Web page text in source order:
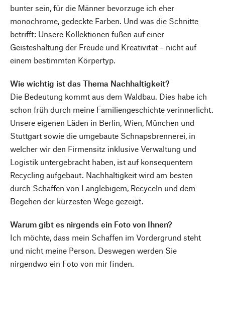
bunter sein, für die Männer bevorzuge ich eher
monochrome, gedeckte Farben. Und was die Schnitte
betrifft: Unsere Kollektionen fußen auf einer
Geisteshaltung der Freude und Kreativität – nicht auf
einem bestimmten Körpertyp.
Wie wichtig ist das Thema Nachhaltigkeit?
Die Bedeutung kommt aus dem Waldbau. Dies habe ich
schon früh durch meine Familiengeschichte verinnerlicht.
Unsere eigenen Läden in Berlin, Wien, München und
Stuttgart sowie die umgebaute Schnapsbrennerei, in
welcher wir den Firmensitz inklusive Verwaltung und
Logistik untergebracht haben, ist auf konsequentem
Recycling aufgebaut. Nachhaltigkeit wird am besten
durch Schaffen von Langlebigem, Recyceln und dem
Begehen der kürzesten Wege gezeigt.
Warum gibt es nirgends ein Foto von Ihnen?
Ich möchte, dass mein Schaffen im Vordergrund steht
und nicht meine Person. Deswegen werden Sie
nirgendwo ein Foto von mir finden.